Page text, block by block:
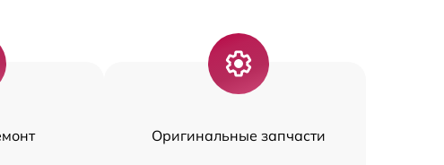
Оригинальные запчасти